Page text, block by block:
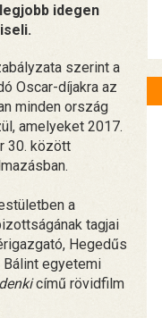
idegen
szerint a
Oscar-díjakra az
minden ország
amelyeket 2017.
30. között
a
tagjai
Hegedűs
Bálint egyetemi
című rövidfilm